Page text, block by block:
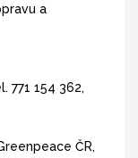
a
771 154 362,
ČR,